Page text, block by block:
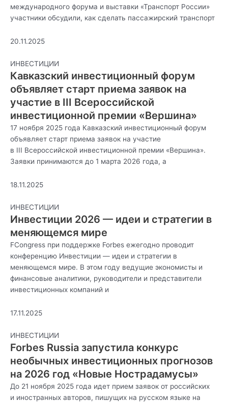
международного форума и выставки «Транспорт России»
участники обсудили, как сделать пассажирский транспорт
20.11.2025
ИНВЕСТИЦИИ
Кавказский инвестиционный форум
объявляет старт приема заявок на
участие в III Всероссийской
инвестиционной премии «Вершина»
17 ноября 2025 года Кавказский инвестиционный форум
объявляет старт приема заявок на участие
в III Всероссийской инвестиционной премии «Вершина».
Заявки принимаются до 1 марта 2026 года, а
18.11.2025
ИНВЕСТИЦИИ
Инвестиции 2026 — идеи и стратегии в
меняющемся мире
FCongress при поддержке Forbes ежегодно проводит
конференцию Инвестиции — идеи и стратегии в
меняющемся мире. В этом году ведущие экономисты и
финансовые аналитики, руководители и представители
инвестиционных компаний и
17.11.2025
ИНВЕСТИЦИИ
Forbes Russia запустила конкурс
необычных инвестиционных прогнозов
на 2026 год «Новые Нострадамусы»
До 21 ноября 2025 года идет прием заявок от российских
и иностранных авторов, пишущих на русском языке на